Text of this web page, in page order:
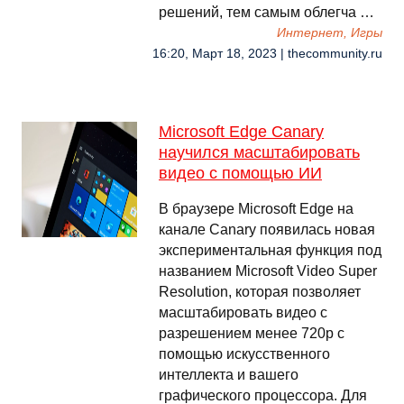
решений, тем самым облегча …
Интернет, Игры
16:20, Март 18, 2023 | thecommunity.ru
Microsoft Edge Canary
научился масштабировать
видео с помощью ИИ
В браузере Microsoft Edge на
канале Canary появилась новая
экспериментальная функция под
названием Microsoft Video Super
Resolution, которая позволяет
масштабировать видео с
разрешением менее 720p с
помощью искусственного
интеллекта и вашего
графического процессора. Для